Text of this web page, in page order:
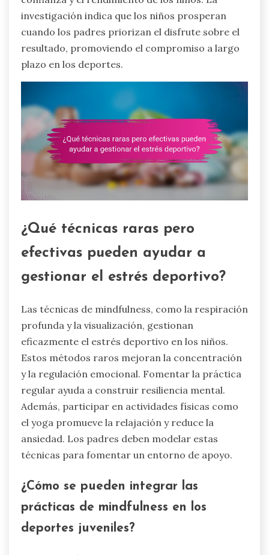
investigación indica que los niños prosperan
cuando los padres priorizan el disfrute sobre el
resultado, promoviendo el compromiso a largo
plazo en los deportes.
¿Qué técnicas raras pero
efectivas pueden ayudar a
gestionar el estrés deportivo?
Las técnicas de mindfulness, como la respiración
profunda y la visualización, gestionan
eficazmente el estrés deportivo en los niños.
Estos métodos raros mejoran la concentración
y la regulación emocional. Fomentar la práctica
regular ayuda a construir resiliencia mental.
Además, participar en actividades físicas como
el yoga promueve la relajación y reduce la
ansiedad. Los padres deben modelar estas
técnicas para fomentar un entorno de apoyo.
¿Cómo se pueden integrar las
prácticas de mindfulness en los
deportes juveniles?